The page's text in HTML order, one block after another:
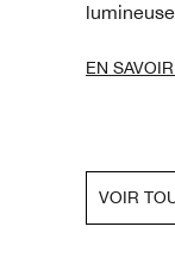
EN
VOIR